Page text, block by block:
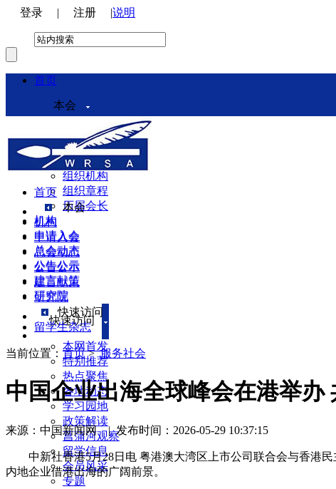
登录 | 注册 |说明
首页
本会
本会介绍
领导机构
理事会
组织机构
组织章程
历届会长
机构
申请入会
总会动态
公告公示
建言献策
研究院
快速访问
本网首发
特别推荐
热点聚焦
各地动态
学习园地
政策解读
菖蒲河观察
留学信息
会员风采
专题
首页
本会
机构
申请入会
总会动态
公告公示
建言献策
研究院
快速访问
留学生杂志
当前位置： 首页>服务社会
中国企业出海全球峰会在港举办
来源：中国新闻网 |发布时间：2026-05-29 10:37:15
中新社香港5月28日电 粤港澳大湾区上市公司联合会与香港民
内地企业借港出海的广阔前景。